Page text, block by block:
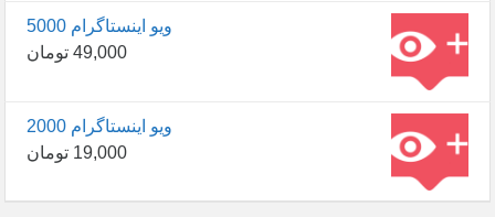
5000 ویو اینستاگرام
49,000 تومان
2000 ویو اینستاگرام
19,000 تومان